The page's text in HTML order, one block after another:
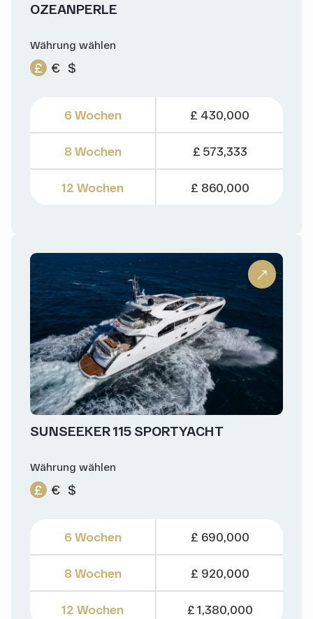
OZEANPERLE
Währung wählen
£ € $
6 Wochen
8 Wochen
12 Wochen
£ 430,000
£ 573,333
£ 860,000
SUNSEEKER 115 SPORTYACHT
Währung wählen
£ € $
6 Wochen
8 Wochen
12 Wochen
£ 690,000
£ 920,000
£ 1,380,000